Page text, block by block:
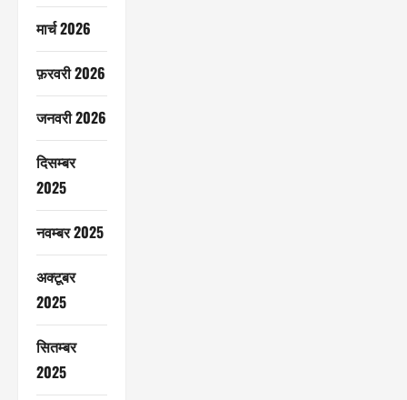
मार्च 2026
फ़रवरी 2026
जनवरी 2026
दिसम्बर
2025
नवम्बर 2025
अक्टूबर
2025
सितम्बर
2025